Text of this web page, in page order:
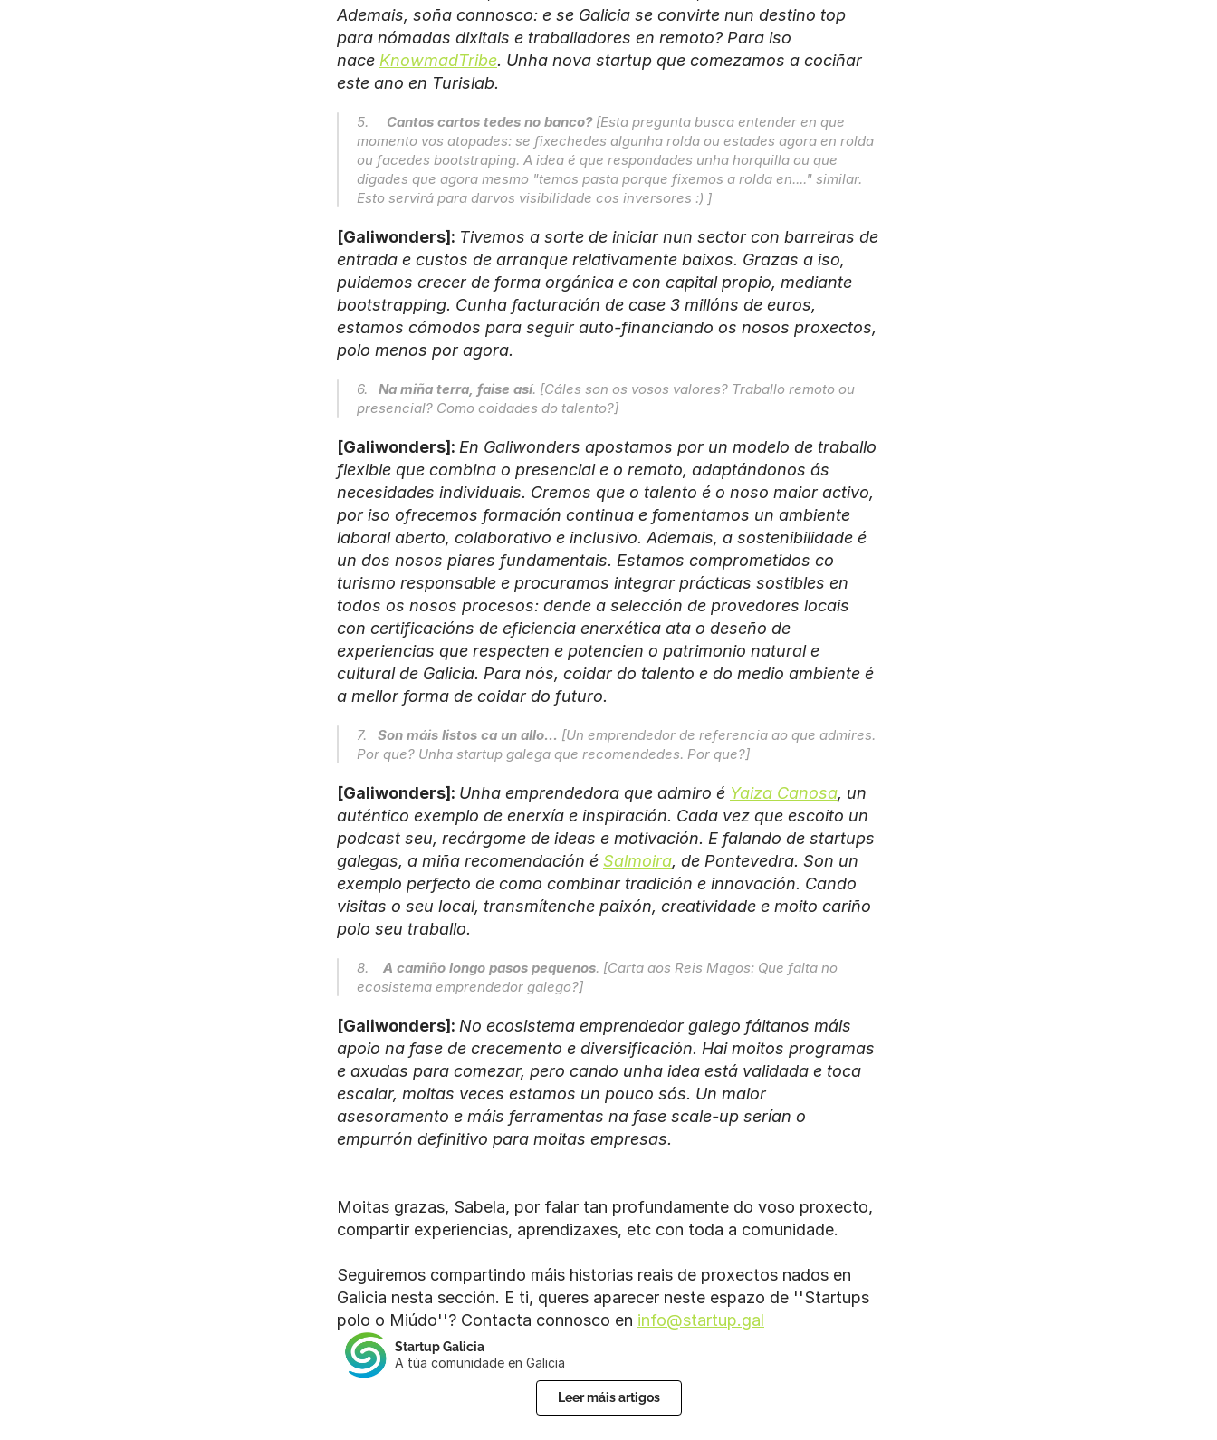
Ademais, soña connosco: e se Galicia se convirte nun destino top
para nómadas dixitais e traballadores en remoto? Para iso
nace KnowmadTribe. Unha nova startup que comezamos a cociñar
este ano en Turislab.
5. Cantos cartos tedes no banco? [Esta pregunta busca entender en que
momento vos atopades: se fixechedes algunha rolda ou estades agora en rolda
ou facedes bootstraping. A idea é que respondades unha horquilla ou que
digades que agora mesmo "temos pasta porque fixemos a rolda en...." similar.
Esto servirá para darvos visibilidade cos inversores :) ]
[Galiwonders]: Tivemos a sorte de iniciar nun sector con barreiras de
entrada e custos de arranque relativamente baixos. Grazas a iso,
puidemos crecer de forma orgánica e con capital propio, mediante
bootstrapping. Cunha facturación de case 3 millóns de euros,
estamos cómodos para seguir auto-financiando os nosos proxectos,
polo menos por agora.
6. Na miña terra, faise así. [Cáles son os vosos valores? Traballo remoto ou
presencial? Como coidades do talento?]
[Galiwonders]: En Galiwonders apostamos por un modelo de traballo
flexible que combina o presencial e o remoto, adaptándonos ás
necesidades individuais. Cremos que o talento é o noso maior activo,
por iso ofrecemos formación continua e fomentamos un ambiente
laboral aberto, colaborativo e inclusivo. Ademais, a sostenibilidade é
un dos nosos piares fundamentais. Estamos comprometidos co
turismo responsable e procuramos integrar prácticas sostibles en
todos os nosos procesos: dende a selección de provedores locais
con certificacións de eficiencia enerxética ata o deseño de
experiencias que respecten e potencien o patrimonio natural e
cultural de Galicia. Para nós, coidar do talento e do medio ambiente é
a mellor forma de coidar do futuro.
7. Son máis listos ca un allo... [Un emprendedor de referencia ao que admires.
Por que? Unha startup galega que recomendedes. Por que?]
[Galiwonders]: Unha emprendedora que admiro é Yaiza Canosa, un
auténtico exemplo de enerxía e inspiración. Cada vez que escoito un
podcast seu, recárgome de ideas e motivación. E falando de startups
galegas, a miña recomendación é Salmoira, de Pontevedra. Son un
exemplo perfecto de como combinar tradición e innovación. Cando
visitas o seu local, transmítenche paixón, creatividade e moito cariño
polo seu traballo.
8. A camiño longo pasos pequenos. [Carta aos Reis Magos: Que falta no
ecosistema emprendedor galego?]
[Galiwonders]: No ecosistema emprendedor galego fáltanos máis
apoio na fase de crecemento e diversificación. Hai moitos programas
e axudas para comezar, pero cando unha idea está validada e toca
escalar, moitas veces estamos un pouco sós. Un maior
asesoramento e máis ferramentas na fase scale-up serían o
empurrón definitivo para moitas empresas.
Moitas grazas, Sabela, por falar tan profundamente do voso proxecto,
compartir experiencias, aprendizaxes, etc con toda a comunidade.
Seguiremos compartindo máis historias reais de proxectos nados en
Galicia nesta sección. E ti, queres aparecer neste espazo de ''Startups
polo o Miúdo''? Contacta connosco en info@startup.gal
Startup Galicia
A túa comunidade en Galicia
Leer máis artigos